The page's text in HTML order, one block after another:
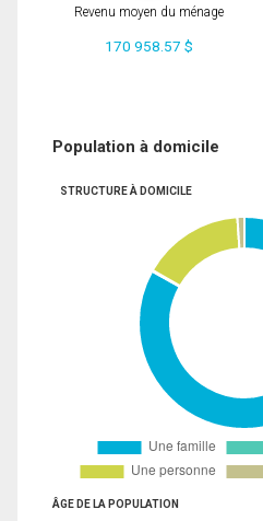
Revenu moyen du ménage
170 958.57 $
Population à domicile
STRUCTURE À DOMICILE
ÂGE DE LA POPULATION